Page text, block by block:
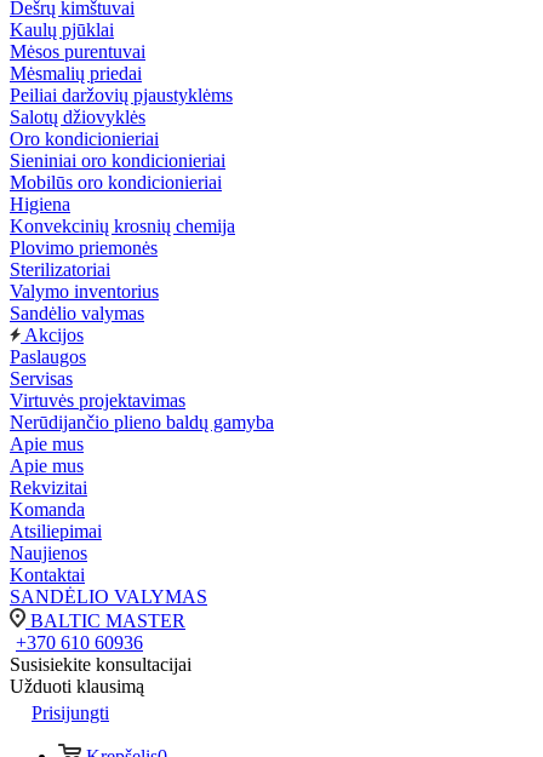
Dešrų kimštuvai
Kaulų pjūklai
Mėsos purentuvai
Mėsmalių priedai
Peiliai daržovių pjaustyklėms
Salotų džiovyklės
Oro kondicionieriai
Sieniniai oro kondicionieriai
Mobilūs oro kondicionieriai
Higiena
Konvekcinių krosnių chemija
Plovimo priemonės
Sterilizatoriai
Valymo inventorius
Sandėlio valymas
Akcijos
Paslaugos
Servisas
Virtuvės projektavimas
Nerūdijančio plieno baldų gamyba
Apie mus
Apie mus
Rekvizitai
Komanda
Atsiliepimai
Naujienos
Kontaktai
SANDĖLIO VALYMAS
BALTIC MASTER
+370 610 60936
Susisiekite konsultacijai
Užduoti klausimą
Prisijungti